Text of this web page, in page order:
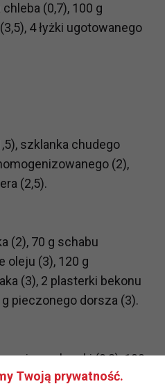
(0,7), 100 g
4 łyżki ugotowanego
szklanka chudego
(2),
(2,5).
(2), 70 g schabu
oleju (3), 120 g
(3), 2 plasterki bekonu
pieczonego dorsza (3).
marchewki (0,3), 100 g
łyżka groszku (0,5),
Twoją prywatność.